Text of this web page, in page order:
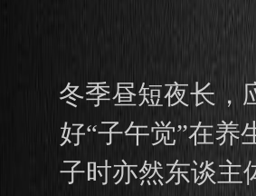
冬季昼短夜长，
好“子午觉”在养
子时亦然东谈主